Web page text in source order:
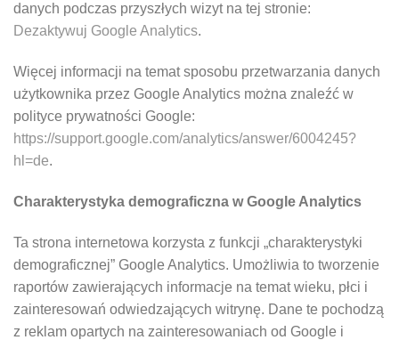
danych podczas przyszłych wizyt na tej stronie:
Dezaktywuj Google Analytics.
Więcej informacji na temat sposobu przetwarzania danych
użytkownika przez Google Analytics można znaleźć w
polityce prywatności Google:
https://support.google.com/analytics/answer/6004245?
hl=de.
Charakterystyka demograficzna w Google Analytics
Ta strona internetowa korzysta z funkcji „charakterystyki
demograficznej” Google Analytics. Umożliwia to tworzenie
raportów zawierających informacje na temat wieku, płci i
zainteresowań odwiedzających witrynę. Dane te pochodzą
z reklam opartych na zainteresowaniach od Google i